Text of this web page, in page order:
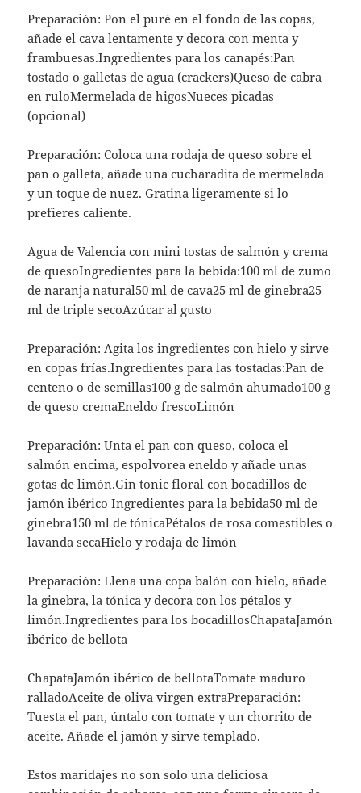
Preparación: Pon el puré en el fondo de las copas,
añade el cava lentamente y decora con menta y
frambuesas.Ingredientes para los canapés:Pan
tostado o galletas de agua (crackers)Queso de cabra
en ruloMermelada de higosNueces picadas
(opcional)
Preparación: Coloca una rodaja de queso sobre el
pan o galleta, añade una cucharadita de mermelada
y un toque de nuez. Gratina ligeramente si lo
prefieres caliente.
Agua de Valencia con mini tostas de salmón y crema
de quesoIngredientes para la bebida:100 ml de zumo
de naranja natural50 ml de cava25 ml de ginebra25
ml de triple secoAzúcar al gusto
Preparación: Agita los ingredientes con hielo y sirve
en copas frías.Ingredientes para las tostadas:Pan de
centeno o de semillas100 g de salmón ahumado100 g
de queso cremaEneldo frescoLimón
Preparación: Unta el pan con queso, coloca el
salmón encima, espolvorea eneldo y añade unas
gotas de limón.Gin tonic floral con bocadillos de
jamón ibérico Ingredientes para la bebida50 ml de
ginebra150 ml de tónicaPétalos de rosa comestibles o
lavanda secaHielo y rodaja de limón
Preparación: Llena una copa balón con hielo, añade
la ginebra, la tónica y decora con los pétalos y
limón.Ingredientes para los bocadillosChapataJamón
ibérico de bellota
ChapataJamón ibérico de bellotaTomate maduro
ralladoAceite de oliva virgen extraPreparación:
Tuesta el pan, úntalo con tomate y un chorrito de
aceite. Añade el jamón y sirve templado.
Estos maridajes no son solo una deliciosa